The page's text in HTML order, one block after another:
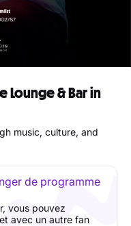
Lounge & Bar in
music, culture, and
de programme
vous pouvez
avec un autre fan